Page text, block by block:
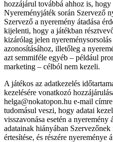
hozzájárul továbbá ahhoz is,
Nyereményjáték során Szervező
Szervező a nyeremény átadása
kijelenti, hogy a játékban
kizárólag jelen
azonosításához, illetőleg a
azt semmiféle egyéb – például
marketing – célból nem kezeli.
A játékos az adatkezelés
kezelésére vonatkozó
helga@nokatopon.hu e-mail
tudomásul veszi, hogy adatai
visszavonása esetén a nyeremény
adatainak hiányában
értesítése, és részére nyereménye